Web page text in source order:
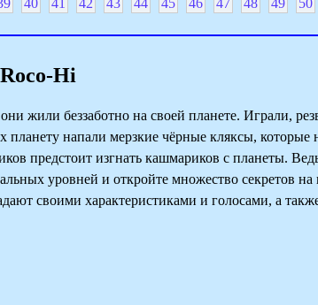
Hi
жили беззаботно на своей планете. Играли,
напали мерзкие чёрные кляксы, которые
предстоит изгнать кашмариков с планеты.
уровней и откройте множество секретов
своими характеристиками и голосами, а